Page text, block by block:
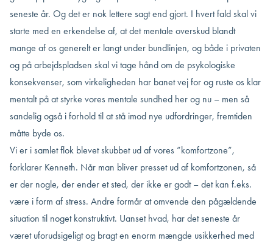
seneste år. Og det er nok lettere sagt end gjort. I hvert fald skal vi
starte med en erkendelse af, at det mentale overskud blandt
mange af os generelt er langt under bundlinjen, og både i privaten
og på arbejdspladsen skal vi tage hånd om de psykologiske
konsekvenser, som virkeligheden har banet vej for og ruste os klar
mentalt på at styrke vores mentale sundhed her og nu – men så
sandelig også i forhold til at stå imod nye udfordringer, fremtiden
måtte byde os.
Vi er i samlet flok blevet skubbet ud af vores ”komfortzone”,
forklarer Kenneth. Når man bliver presset ud af komfortzonen, så
er der nogle, der ender et sted, der ikke er godt – det kan f.eks.
være i form af stress. Andre formår at omvende den pågældende
situation til noget konstruktivt. Uanset hvad, har det seneste år
været uforudsigeligt og bragt en enorm mængde usikkerhed med